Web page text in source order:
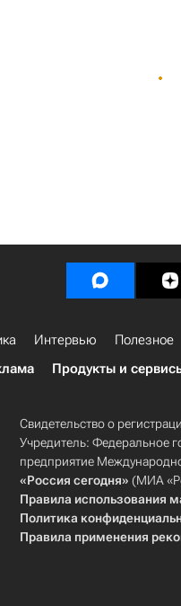
Интервью Полезное
Продукты и
Свидетельство о
Учредитель: Федеральное
предприятие
«Россия сегодня» (МИА
Правила использования
Политика
Правила применения